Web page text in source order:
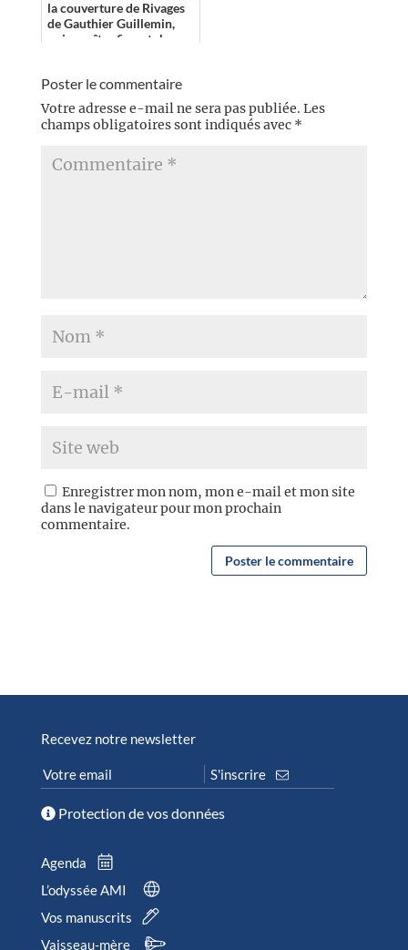
la couverture de Rivages
de Gauthier Guillemin,
qui paraîtra fin octobre
Poster le commentaire
Votre adresse e-mail ne sera pas publiée. Les
champs obligatoires sont indiqués avec *
Enregistrer mon nom, mon e-mail et mon site
dans le navigateur pour mon prochain
commentaire.
Recevez notre newsletter
Protection de vos données
Agenda
L’odyssée AMI
Vos manuscrits
Vaisseau-mère